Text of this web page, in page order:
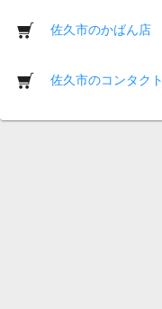
佐久市のかばん店
佐久市のコンタクト